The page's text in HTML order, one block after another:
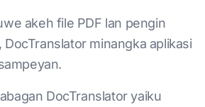
akeh file PDF lan pengin
DocTranslator minangka aplikasi
DocTranslator yaiku